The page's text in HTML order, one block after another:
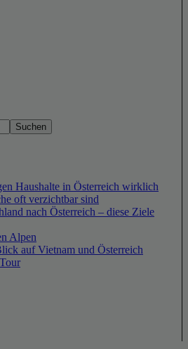
Suchen
Haushalte in Österreich wirklich
oft verzichtbar sind
nach Österreich – diese Ziele
Alpen
auf Vietnam und Österreich